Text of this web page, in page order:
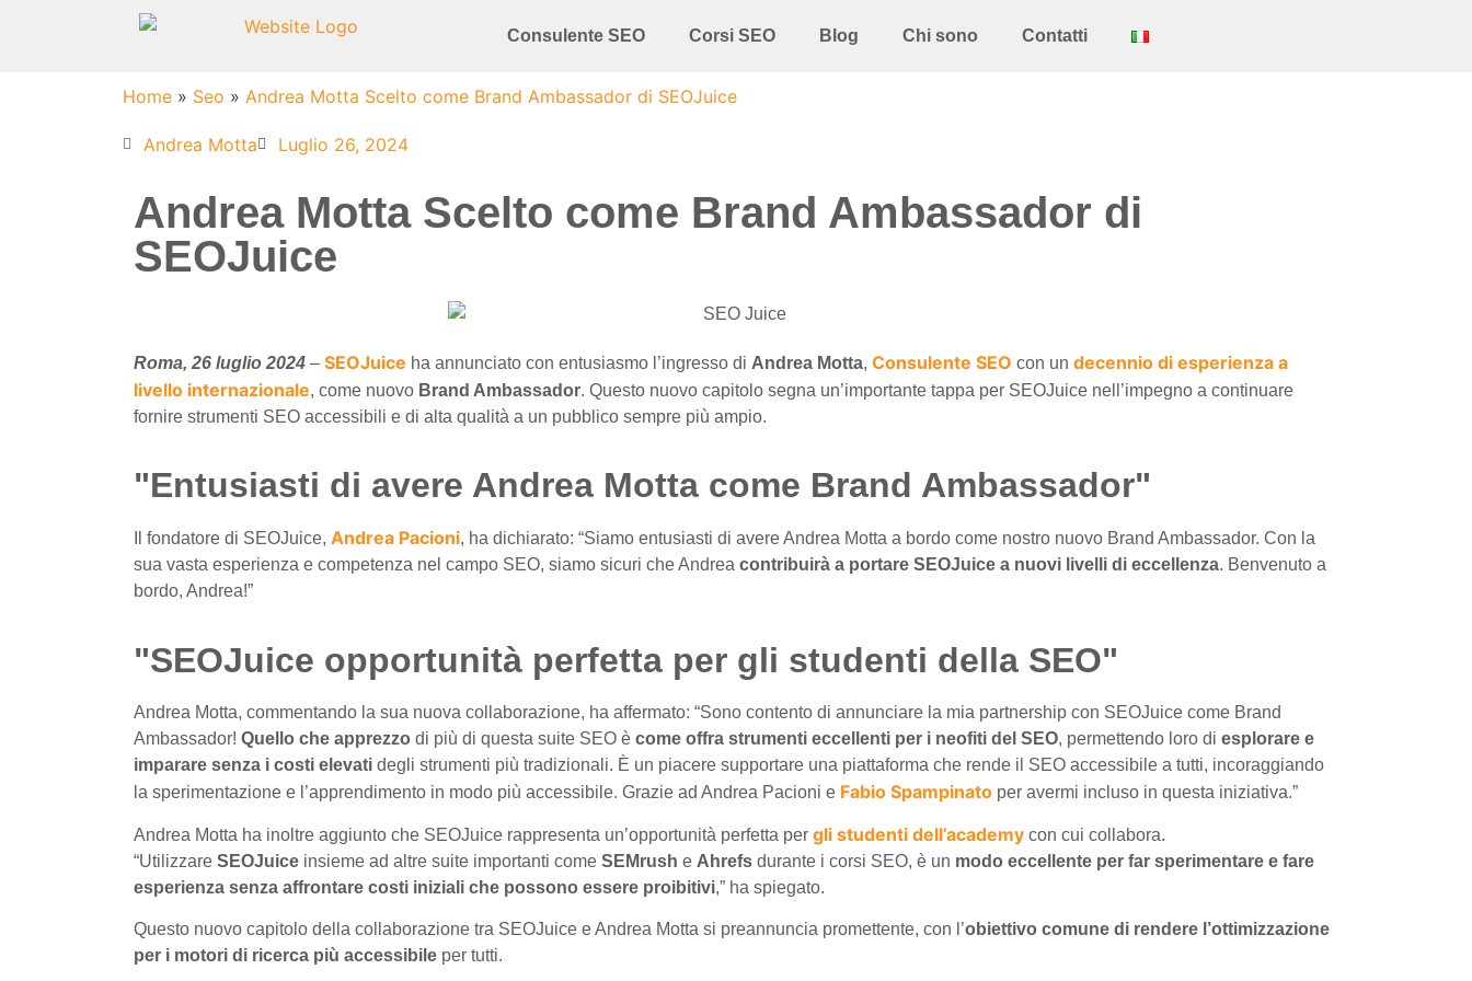
Consulente SEO Corsi SEO Blog Chi sono Contatti
Home » Seo » Andrea Motta Scelto come Brand Ambassador di SEOJuice
Andrea Motta Luglio 26, 2024
Andrea Motta Scelto come Brand Ambassador di
SEOJuice
Roma, 26 luglio 2024 – SEOJuice ha annunciato con entusiasmo l’ingresso di Andrea Motta, Consulente SEO con un decennio di esperienza a
livello internazionale, come nuovo Brand Ambassador. Questo nuovo capitolo segna un’importante tappa per SEOJuice nell’impegno a continuare
fornire strumenti SEO accessibili e di alta qualità a un pubblico sempre più ampio.
"Entusiasti di avere Andrea Motta come Brand Ambassador"
Il fondatore di SEOJuice, Andrea Pacioni, ha dichiarato: “Siamo entusiasti di avere Andrea Motta a bordo come nostro nuovo Brand Ambassador. Con la
sua vasta esperienza e competenza nel campo SEO, siamo sicuri che Andrea contribuirà a portare SEOJuice a nuovi livelli di eccellenza. Benvenuto a
bordo, Andrea!”
"SEOJuice opportunità perfetta per gli studenti della SEO"
Andrea Motta, commentando la sua nuova collaborazione, ha affermato: “Sono contento di annunciare la mia partnership con SEOJuice come Brand
Ambassador! Quello che apprezzo di più di questa suite SEO è come offra strumenti eccellenti per i neofiti del SEO, permettendo loro di esplorare e
imparare senza i costi elevati degli strumenti più tradizionali. È un piacere supportare una piattaforma che rende il SEO accessibile a tutti, incoraggiando
la sperimentazione e l’apprendimento in modo più accessibile. Grazie ad Andrea Pacioni e Fabio Spampinato per avermi incluso in questa iniziativa.”
Andrea Motta ha inoltre aggiunto che SEOJuice rappresenta un’opportunità perfetta per gli studenti dell’academy con cui collabora.
“Utilizzare SEOJuice insieme ad altre suite importanti come SEMrush e Ahrefs durante i corsi SEO, è un modo eccellente per far sperimentare e fare
esperienza senza affrontare costi iniziali che possono essere proibitivi,” ha spiegato.
Questo nuovo capitolo della collaborazione tra SEOJuice e Andrea Motta si preannuncia promettente, con l’obiettivo comune di rendere l’ottimizzazione
per i motori di ricerca più accessibile per tutti.